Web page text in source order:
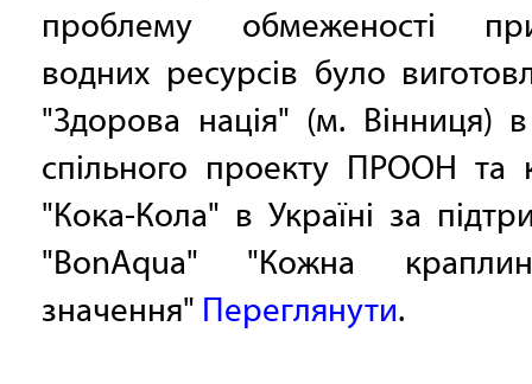
проблему обмеженості
водних ресурсів було
"Здорова нація" (м. Вінниця)
спільного проекту ПРООН та
"Кока-Кола" в Україні за
"BonAqua" "Кожна
значення" Переглянути.